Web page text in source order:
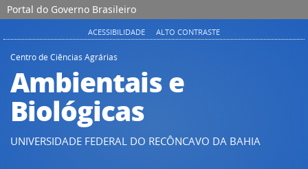
Portal do Governo Brasileiro
ACESSIBILIDADE ALTO CONTRASTE
Centro de Ciências Agrárias
Ambientais e
Biológicas
UNIVERSIDADE FEDERAL DO RECÔNCAVO DA BAHIA